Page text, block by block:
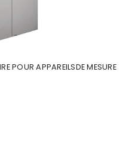
POUR APPAREILSDE MESURE